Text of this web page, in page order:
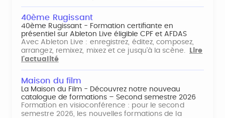
40ème Rugissant
40ème Rugissant - Formation certifiante en
présentiel sur Ableton Live éligible CPF et AFDAS
Avec Ableton Live : enregistrez, éditez, composez,
arrangez, remixez, mixez et ce jusqu'à la scène.
Lire
l'actualité
Maison du film
La Maison du Film - Découvrez notre nouveau
catalogue de formations – Second semestre 2026
Formation en visioconférence : pour le second
semestre 2026, les nouvelles formations de la